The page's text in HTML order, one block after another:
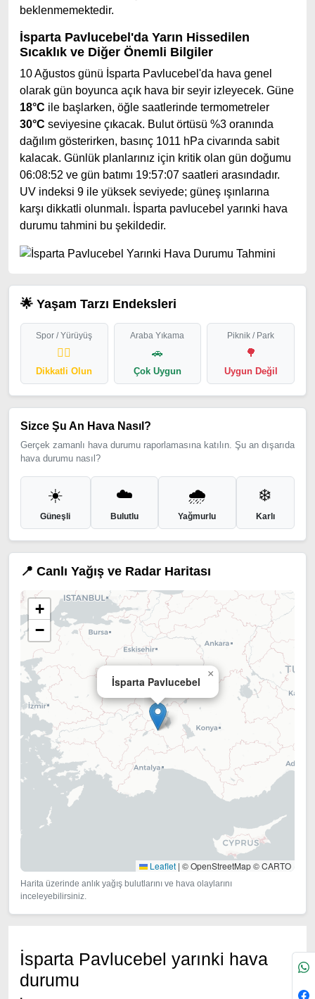
beklenmemektedir.
İsparta Pavlucebel'da Yarın Hissedilen
Sıcaklık ve Diğer Önemli Bilgiler
10 Ağustos günü İsparta Pavlucebel'da hava genel
olarak gün boyunca açık hava bir seyir izleyecek. Güne
18°C ile başlarken, öğle saatlerinde termometreler
30°C seviyesine çıkacak. Bulut örtüsü %3 oranında
dağılım gösterirken, basınç 1011 hPa civarında sabit
kalacak. Günlük planlarınız için kritik olan gün doğumu
06:08:52 ve gün batımı 19:57:07 saatleri arasındadır.
UV indeksi 9 ile yüksek seviyede; güneş ışınlarına
karşı dikkatli olunmalı. İsparta pavlucebel yarınki hava
durumu tahmini bu şekildedir.
🌟 Yaşam Tarzı Endeksleri
Spor / Yürüyüş
🏃‍♂️
Dikkatli Olun
Araba Yıkama
🚗
Çok Uygun
Piknik / Park
🌳
Uygun Değil
Sizce Şu An Hava Nasıl?
Gerçek zamanlı hava durumu raporlamasına katılın. Şu an dışarıda
hava durumu nasıl?
☀️
Güneşli
☁️
Bulutlu
🌧️
Yağmurlu
❄️
Karlı
📍 Canlı Yağış ve Radar Haritası
İsparta Pavlucebel
×
+
−
Leaflet | © OpenStreetMap © CARTO
Harita üzerinde anlık yağış bulutlarını ve hava olaylarını
inceleyebilirsiniz.
İsparta Pavlucebel yarınki hava
durumu